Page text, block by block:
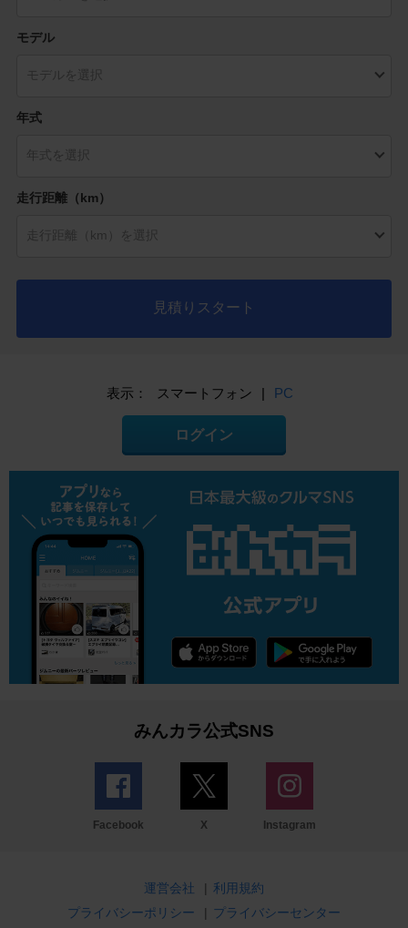
モデル
年式
走行距離（km）
見積りスタート
表示： スマートフォン | PC
ログイン
みんカラ公式SNS
Facebook X Instagram
運営会社 | 利用規約
プライバシーポリシー
| プライバシーセンター